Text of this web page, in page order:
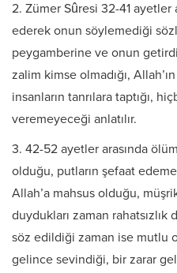
2. Zümer Sûresi 32-41
ederek onun söylemediği
peygamberine ve onun
zalim kimse olmadığı,
insanların tanrılara taptığı,
veremeyeceği anlatılır.
3. 42-52 ayetler arasında
olduğu, putların şefaat
Allah’a mahsus olduğu,
duydukları zaman
söz edildiği zaman ise mutlu
gelince sevindiği, bir zarar